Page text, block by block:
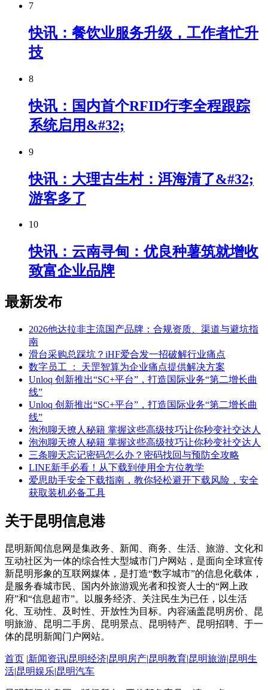
7
快讯：餐饮业服务升级，工作者忙升
技
8
快讯：国内首个RFID行李全程跟踪
系统启用&#32;
9
快讯：大理古生村：洱海清了&#32;
游客多了
10
快讯：云南寻甸：优良种薯筑就增收
致富企业品牌
最新发布
2026他达拉非主流国产品牌：合规资质、渠道与避坑指
南
滑台采购总踩坑？iHF爱合发一招破解行业痛点
数字员工 ： 天罡智算为企业痛点提供解决方案
Unloq 创新推出“SC+平台”，打造国际业务“第二增长曲
线”
Unloq 创新推出“SC+平台”，打造国际业务“第二增长曲
线”
泡泡聊天撩人秘籍 掌握这些高级技巧让你秒变社交达人
泡泡聊天撩人秘籍 掌握这些高级技巧让你秒变社交达人
三条聊天忘记密码怎么办？密码找回与预防全攻略
LINE新手必看！从下载到使用全方位教学
爱思助手安全下载指南，教你轻松避开下载风险，安全
获取装机必备工具
关于昆明信息港
昆明新闻信息网是集政务、新闻、商务、生活、旅游、文化和
互动社区为一体的综合性大型城市门户网站，是面向全球宣传
新昆明形象的互联网媒体，是打造“数字城市”的信息化载体，
是服务春城市民、国内外旅游观光者和投资人士的“网上政
府”和“信息超市”。以服务经济、关注民生为已任，以生活
化、互动性、及时性、开放性为目标。内容涵盖昆明房价、昆
明旅游、昆明二手房、昆明景点、昆明特产、昆明招聘、于一
体的昆明新闻门户网站。
首页 |新闻资讯|昆明经济|昆明房产|昆明教育|昆明旅游|昆明生
活|昆明娱乐|昆明汽车